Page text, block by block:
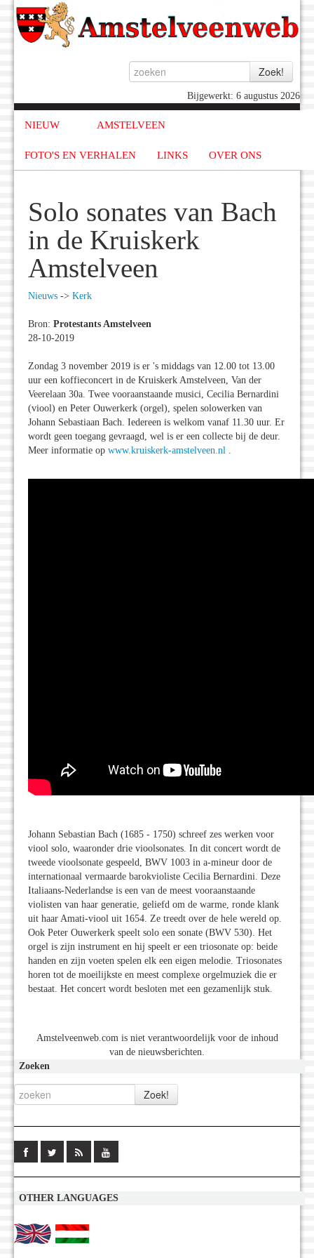
Bijgewerkt: 6 augustus 2026
NIEUW AMSTELVEEN
FOTO'S EN VERHALEN LINKS OVER ONS
Solo sonates van Bach
in de Kruiskerk
Amstelveen
Nieuws -> Kerk
Bron: Protestants Amstelveen
28-10-2019
Zondag 3 november 2019 is er 's middags van 12.00 tot 13.00
uur een koffieconcert in de Kruiskerk Amstelveen, Van der
Veerelaan 30a. Twee vooraanstaande musici, Cecilia Bernardini
(viool) en Peter Ouwerkerk (orgel), spelen solowerken van
Johann Sebastiaan Bach. Iedereen is welkom vanaf 11.30 uur. Er
wordt geen toegang gevraagd, wel is er een collecte bij de deur.
Meer informatie op www.kruiskerk-amstelveen.nl .
Johann Sebastian Bach (1685 - 1750) schreef zes werken voor
viool solo, waaronder drie vioolsonates. In dit concert wordt de
tweede vioolsonate gespeeld, BWV 1003 in a-mineur door de
internationaal vermaarde barokvioliste Cecilia Bernardini. Deze
Italiaans-Nederlandse is een van de meest vooraanstaande
violisten van haar generatie, geliefd om de warme, ronde klank
uit haar Amati-viool uit 1654. Ze treedt over de hele wereld op.
Ook Peter Ouwerkerk speelt solo een sonate (BWV 530). Het
orgel is zijn instrument en hij speelt er een triosonate op: beide
handen en zijn voeten spelen elk een eigen melodie. Triosonates
horen tot de moeilijkste en meest complexe orgelmuziek die er
bestaat. Het concert wordt besloten met een gezamenlijk stuk.
Amstelveenweb.com is niet verantwoordelijk voor de inhoud
van de nieuwsberichten.
Zoeken
OTHER LANGUAGES